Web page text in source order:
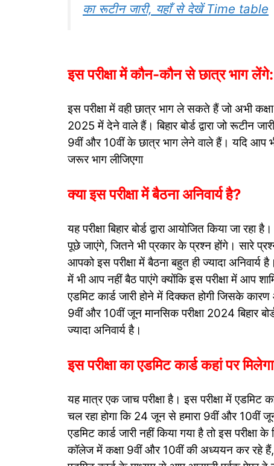
का रूटीन जारी, यहाँ से देखें Time table
इस परीक्षा में कौन-कौन से छात्र भाग लेंगे:
इस परीक्षा में वही छात्र भाग ले सकते हैं जो अभी
2025 में देने वाले हैं। बिहार बोर्ड द्वारा जो रूटीन
9वीं और 10वीं के छात्र भाग लेने वाले हैं। यदि आप
जरूर भाग लीजिएगा
क्या इस परीक्षा में बैठना अनिवार्य है?
यह परीक्षा बिहार बोर्ड द्वारा आयोजित किया जा रहा
पूछे जाएंगे, जितने भी प्रकार के प्रश्न होंगे। सारे प्रश्न
आपको इस परीक्षा में बैठना बहुत ही ज्यादा अनिवार्य
में भी आप नहीं बैठ पाएंगे क्योंकि इस परीक्षा में आप
एडमिट कार्ड जारी होने में दिक्कत होगी जिसके
9वीं और 10वीं जून मानसिक परीक्षा 2024 बिहार
ज्यादा अनिवार्य है।
इस परीक्षा का एडमिट कार्ड कहां पर
यह मात्र एक जाच परीक्षा है। इस परीक्षा में
चल रहा होगा कि 24 जून से हमारा 9वीं और 10वीं
एडमिट कार्ड जारी नहीं किया गया है तो इस
कॉलेज में कक्षा 9वीं और 10वीं की अध्ययन कर रहे